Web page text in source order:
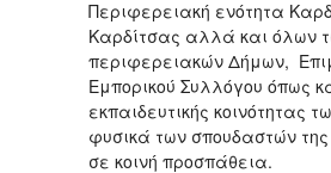
Περιφερειακή ενότητα
Καρδίτσας αλλά και όλων
περιφερειακών Δήμων,
Εμπορικού Συλλόγου όπως
εκπαιδευτικής κοινότητας
φυσικά των σπουδαστών
σε κοινή προσπάθεια.